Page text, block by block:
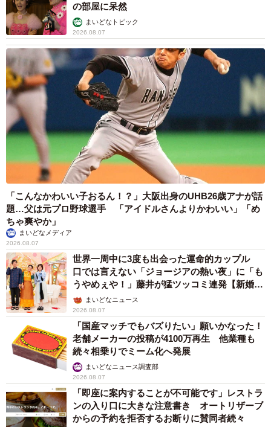
の部屋に呆然
まいどなトピック
2026.08.07
「こんなかわいい子おるん！？」大阪出身のUHB26歳アナが話
題…父は元プロ野球選手 「アイドルさんよりかわいい」「め
ちゃ爽やか」
まいどなメディア
2026.08.07
世界一周中に3度も出会った運命的カップル
口では言えない「ジョージアの熱い夜」に「も
うやめぇや！」藤井が猛ツッコミ連発【新婚さ
ん】まいどなニュース
2026.08.07
「国産マッチでもバズりたい」願いかなった！
老舗メーカーの投稿が4100万再生 他業種も
続々相乗りでミーム化へ発展
まいどなニュース調査部
2026.08.07
「即座に案内することが不可能です」レストラ
ンの入り口に大きな注意書き オートリザーブ
からの予約を拒否するお断りに賛同者続々